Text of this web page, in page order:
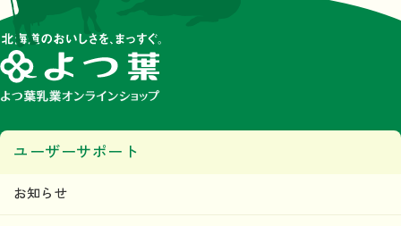
ユーザーサポート
お知らせ